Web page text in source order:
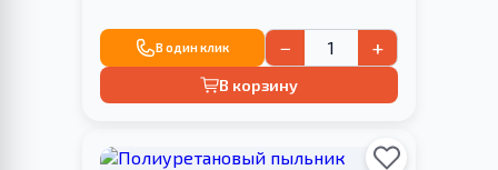
В один клик − +
В корзину